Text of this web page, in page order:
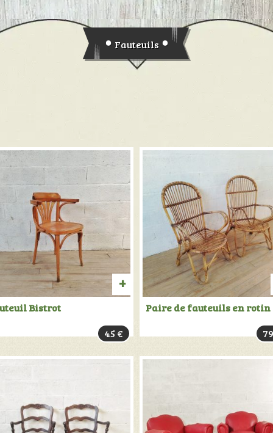
Fauteuils
AJOUTER
PANIER
Bistrot
45 €
Paire de fauteuils en rotin
79